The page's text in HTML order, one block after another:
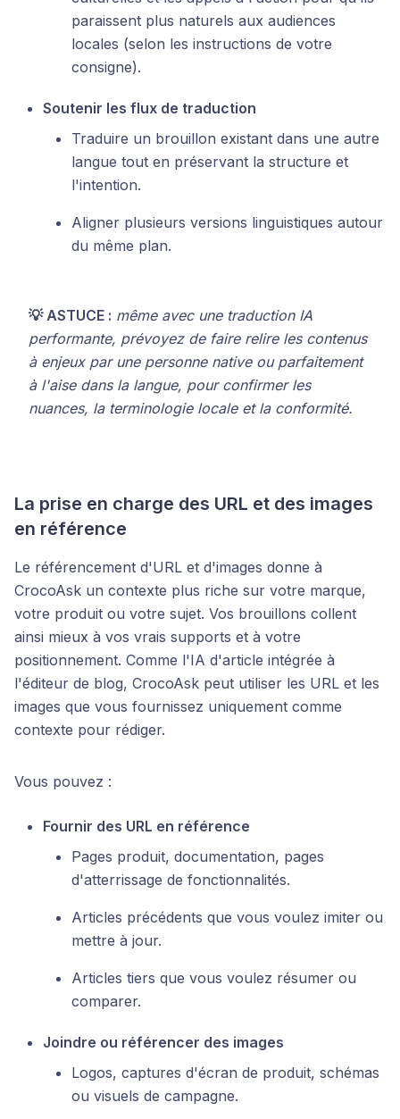
paraissent plus naturels aux audiences
locales (selon les instructions de votre
consigne).
Soutenir les flux de traduction
Traduire un brouillon existant dans une autre
langue tout en préservant la structure et
l'intention.
Aligner plusieurs versions linguistiques autour
du même plan.
💡 ASTUCE : même avec une traduction IA
performante, prévoyez de faire relire les contenus
à enjeux par une personne native ou parfaitement
à l'aise dans la langue, pour confirmer les
nuances, la terminologie locale et la conformité.
La prise en charge des URL et des images
en référence
Le référencement d'URL et d'images donne à
CrocoAsk un contexte plus riche sur votre marque,
votre produit ou votre sujet. Vos brouillons collent
ainsi mieux à vos vrais supports et à votre
positionnement. Comme l'IA d'article intégrée à
l'éditeur de blog, CrocoAsk peut utiliser les URL et les
images que vous fournissez uniquement comme
contexte pour rédiger.
Vous pouvez :
Fournir des URL en référence
Pages produit, documentation, pages
d'atterrissage de fonctionnalités.
Articles précédents que vous voulez imiter ou
mettre à jour.
Articles tiers que vous voulez résumer ou
comparer.
Joindre ou référencer des images
Logos, captures d'écran de produit, schémas
ou visuels de campagne.